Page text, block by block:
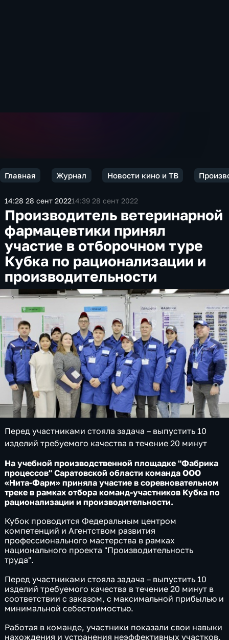
Главная Журнал Новости кино и ТВ
14:28 28 сент 202214:39 28 сент 2022
Производитель ветеринарной
фармацевтики принял
участие в отборочном туре
Кубка по рационализации и
производительности
Перед участниками стояла задача – выпустить 10
изделий требуемого качества в течение 20 минут
На учебной производственной площадке "Фабрика
процессов" Саратовской области команда ООО
«Нита-Фарм» приняла участие в соревновательном
треке в рамках отбора команд-участников Кубка по
рационализации и производительности.
Кубок проводится Федеральным центром
компетенций и Агентством развития
профессионального мастерства в рамках
национального проекта "Производительность
труда".
Перед участниками стояла задача – выпустить 10
изделий требуемого качества в течение 20 минут в
соответствии с заказом, с максимальной прибылью и
минимальной себестоимостью.
Работая в команде, участники показали свои навыки
нахождения и устранения неэффективных участков,